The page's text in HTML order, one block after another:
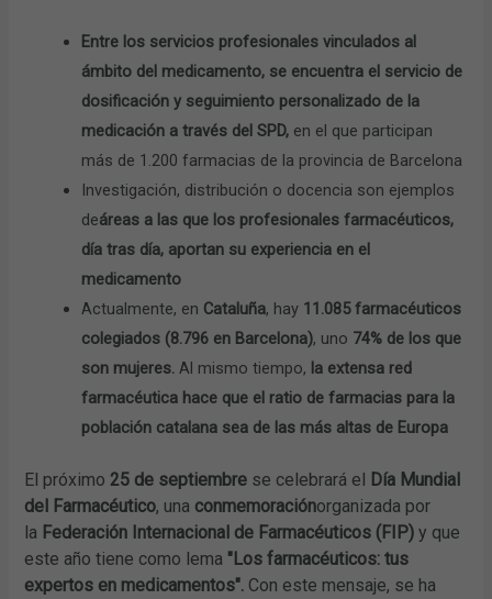
Entre los servicios profesionales vinculados al
ámbito del medicamento, se encuentra el servicio de
dosificación y seguimiento personalizado de la
medicación a través del SPD, en el que participan
más de 1.200 farmacias de la provincia de Barcelona
Investigación, distribución o docencia son ejemplos
deáreas a las que los profesionales farmacéuticos,
día tras día, aportan su experiencia en el
medicamento
Actualmente, en Cataluña, hay 11.085 farmacéuticos
colegiados (8.796 en Barcelona), uno 74% de los que
son mujeres. Al mismo tiempo, la extensa red
farmacéutica hace que el ratio de farmacias para la
población catalana sea de las más altas de Europa
El próximo 25 de septiembre se celebrará el Día Mundial
del Farmacéutico, una conmemoraciónorganizada por
la Federación Internacional de Farmacéuticos (FIP) y que
este año tiene como lema "Los farmacéuticos: tus
expertos en medicamentos". Con este mensaje, se ha